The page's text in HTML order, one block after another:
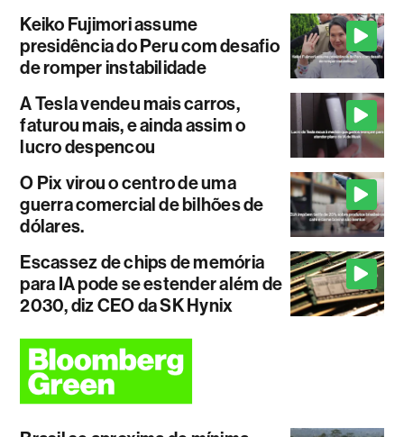
Keiko Fujimori assume
presidência do Peru com desafio
de romper instabilidade
A Tesla vendeu mais carros,
faturou mais, e ainda assim o
lucro despencou
O Pix virou o centro de uma
guerra comercial de bilhões de
dólares.
Escassez de chips de memória
para IA pode se estender além de
2030, diz CEO da SK Hynix